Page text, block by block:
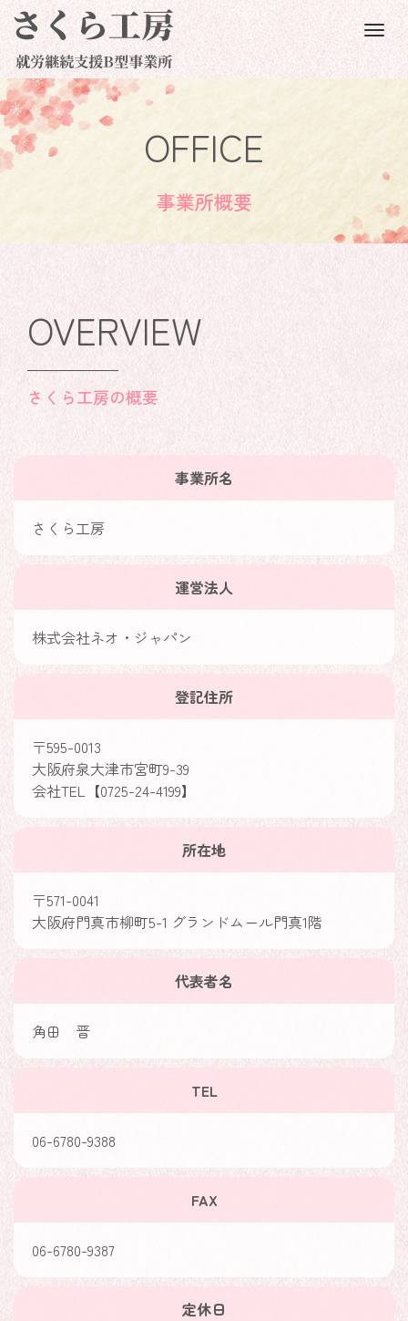
M
n
OFFICE
事業所概要
OVERVIEW
さくら工房の概要
事業所名
さくら工房
運営法人
株式会社ネオ・ジャパン
登記住所
〒595-0013
大阪府泉大津市宮町9-39
会社TEL【0725-24-4199】
所在地
〒571-0041
大阪府門真市柳町5-1 グランドムール門真1階
代表者名
角田 晋
TEL
06-6780-9388
FAX
06-6780-9387
定休日